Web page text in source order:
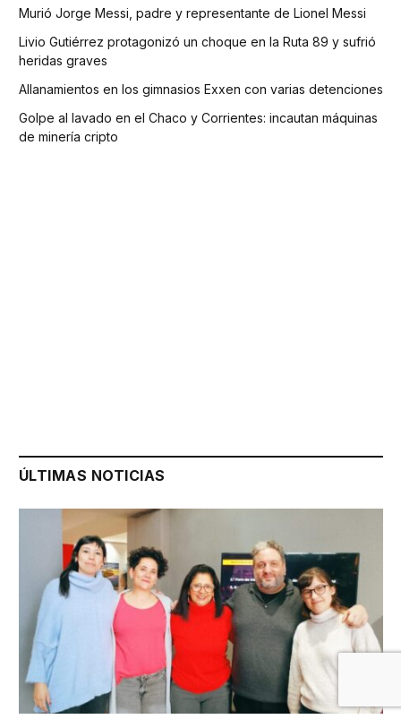
Murió Jorge Messi, padre y representante de Lionel Messi
Livio Gutiérrez protagonizó un choque en la Ruta 89 y sufrió
heridas graves
Allanamientos en los gimnasios Exxen con varias detenciones
Golpe al lavado en el Chaco y Corrientes: incautan máquinas
de minería cripto
ÚLTIMAS NOTICIAS